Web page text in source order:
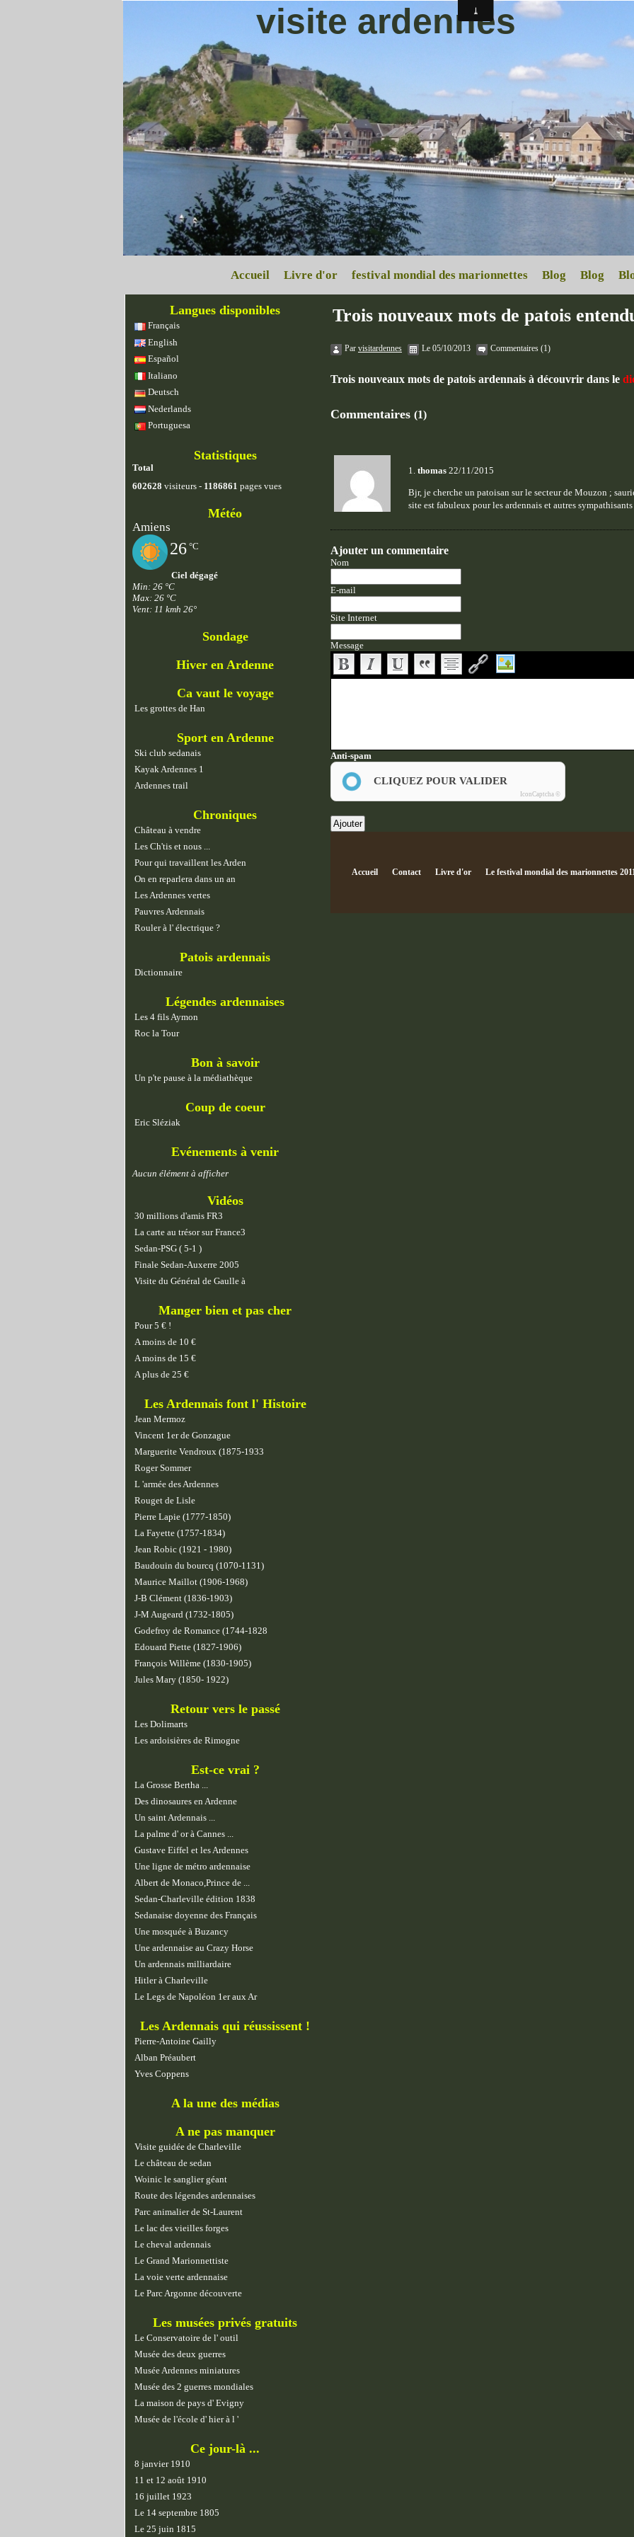
visite ardennes
Accueil Livre d'or festival mondial des marionnettes Blog Blog
Langues disponibles
Français
English
Español
Italiano
Deutsch
Nederlands
Portuguesa
Statistiques
Total
602628 visiteurs - 1186861 pages vues
Météo
Amiens
26 °C
Ciel dégagé
Min: 26 °C
Max: 26 °C
Vent: 11 kmh 26°
Sondage
Hiver en Ardenne
Ca vaut le voyage
Les grottes de Han
Sport en Ardenne
Ski club sedanais
Kayak Ardennes 1
Ardennes trail
Chroniques
Château à vendre
Les Ch'tis et nous ...
Pour qui travaillent les Arden
On en reparlera dans un an
Les Ardennes vertes
Pauvres Ardennais
Rouler à l' électrique ?
Patois ardennais
Dictionnaire
Légendes ardennaises
Les 4 fils Aymon
Roc la Tour
Bon à savoir
Un p'te pause à la médiathèque
Coup de coeur
Eric Sléziak
Evénements à venir
Aucun élément à afficher
Vidéos
30 millions d'amis FR3
La carte au trésor sur France3
Sedan-PSG ( 5-1 )
Finale Sedan-Auxerre 2005
Visite du Général de Gaulle à
Manger bien et pas cher
Pour 5 € !
A moins de 10 €
A moins de 15 €
A plus de 25 €
Les Ardennais font l' Histoire
Jean Mermoz
Vincent 1er de Gonzague
Marguerite Vendroux (1875-1933
Roger Sommer
L 'armée des Ardennes
Rouget de Lisle
Pierre Lapie (1777-1850)
La Fayette (1757-1834)
Jean Robic (1921 - 1980)
Baudouin du bourcq (1070-1131)
Maurice Maillot (1906-1968)
J-B Clément (1836-1903)
J-M Augeard (1732-1805)
Godefroy de Romance (1744-1828
Edouard Piette (1827-1906)
François Willème (1830-1905)
Jules Mary (1850- 1922)
Retour vers le passé
Les Dolimarts
Les ardoisières de Rimogne
Est-ce vrai ?
La Grosse Bertha ...
Des dinosaures en Ardenne
Un saint Ardennais ...
La palme d' or à Cannes ...
Gustave Eiffel et les Ardennes
Une ligne de métro ardennaise
Albert de Monaco,Prince de ...
Sedan-Charleville édition 1838
Sedanaise doyenne des Français
Une mosquée à Buzancy
Une ardennaise au Crazy Horse
Un ardennais milliardaire
Hitler à Charleville
Le Legs de Napoléon 1er aux Ar
Les Ardennais qui réussissent !
Pierre-Antoine Gailly
Alban Préaubert
Yves Coppens
A la une des médias
A ne pas manquer
Visite guidée de Charleville
Le château de sedan
Woinic le sanglier géant
Route des légendes ardennaises
Parc animalier de St-Laurent
Le lac des vieilles forges
Le cheval ardennais
Le Grand Marionnettiste
La voie verte ardennaise
Le Parc Argonne découverte
Les musées privés gratuits
Le Conservatoire de l' outil
Musée des deux guerres
Musée Ardennes miniatures
Musée des 2 guerres mondiales
La maison de pays d' Evigny
Musée de l'école d' hier à l '
Ce jour-là ...
8 janvier 1910
11 et 12 août 1910
16 juillet 1923
Le 14 septembre 1805
Le 25 juin 1815
Trois nouveaux mots de patois
Par visitardennes Le 05/10/2013 Commentaires (1)
Trois nouveaux mots de patois ardennais à découvrir dans le
Commentaires (1)
1. thomas 22/11/2015
Bjr, je cherche un patoisan sur le secteur de Mouzon ;
site est fabuleux pour les ardennais et autres
Ajouter un commentaire
Nom
E-mail
Site Internet
Message
Anti-spam
CLIQUEZ POUR VALIDER
IconCaptcha ©
Accueil Contact Livre d'or Le festival mondial des marionnettes